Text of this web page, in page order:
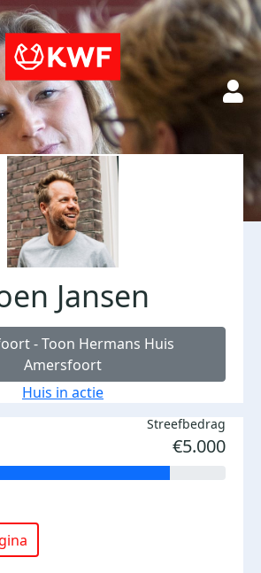
Jansen
- Toon Hermans Huis
Amersfoort
Huis in actie
Streefbedrag
€5.000